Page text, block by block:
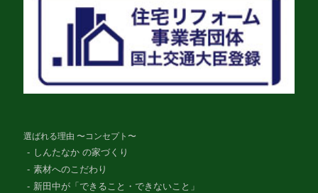
選ばれる理由 〜コンセプト〜
しんたなか の家づくり
素材へのこだわり
新田中が「できること・できないこと」